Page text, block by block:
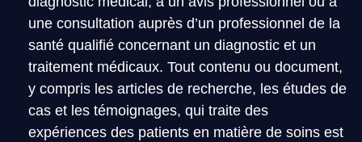
une consultation auprès d’un professionnel de la
santé qualifié concernant un diagnostic et un
traitement médicaux. Tout contenu ou document,
y compris les articles de recherche, les études de
cas et les témoignages, qui traite des
expériences des patients en matière de soins est